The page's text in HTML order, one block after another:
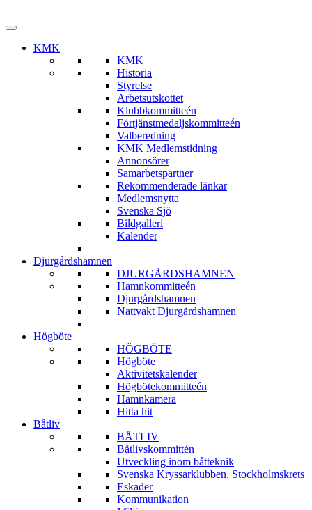
KMK
KMK
Historia
Styrelse
Arbetsutskottet
Klubbkommitteén
Förtjänstmedaljskommitteén
Valberedning
KMK Medlemstidning
Annonsörer
Samarbetspartner
Rekommenderade länkar
Medlemsnytta
Svenska Sjö
Bildgalleri
Kalender
Djurgårdshamnen
DJURGÅRDSHAMNEN
Hamnkommitteén
Djurgårdshamnen
Nattvakt Djurgårdshamnen
Högböte
HÖGBÖTE
Högböte
Aktivitetskalender
Högbötekommitteén
Hamnkamera
Hitta hit
Båtliv
BÅTLIV
Båtlivskommittén
Utveckling inom båtteknik
Svenska Kryssarklubben, Stockholmskrets
Eskader
Kommunikation